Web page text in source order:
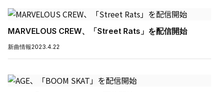
MARVELOUS CREW、「Street Rats」を配信開始
新曲情報2023.4.22